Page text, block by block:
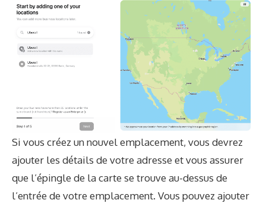
Si vous créez un nouvel emplacement, vous devrez
ajouter les détails de votre adresse et vous assurer
que l’épingle de la carte se trouve au-dessus de
l’entrée de votre emplacement. Vous pouvez ajouter